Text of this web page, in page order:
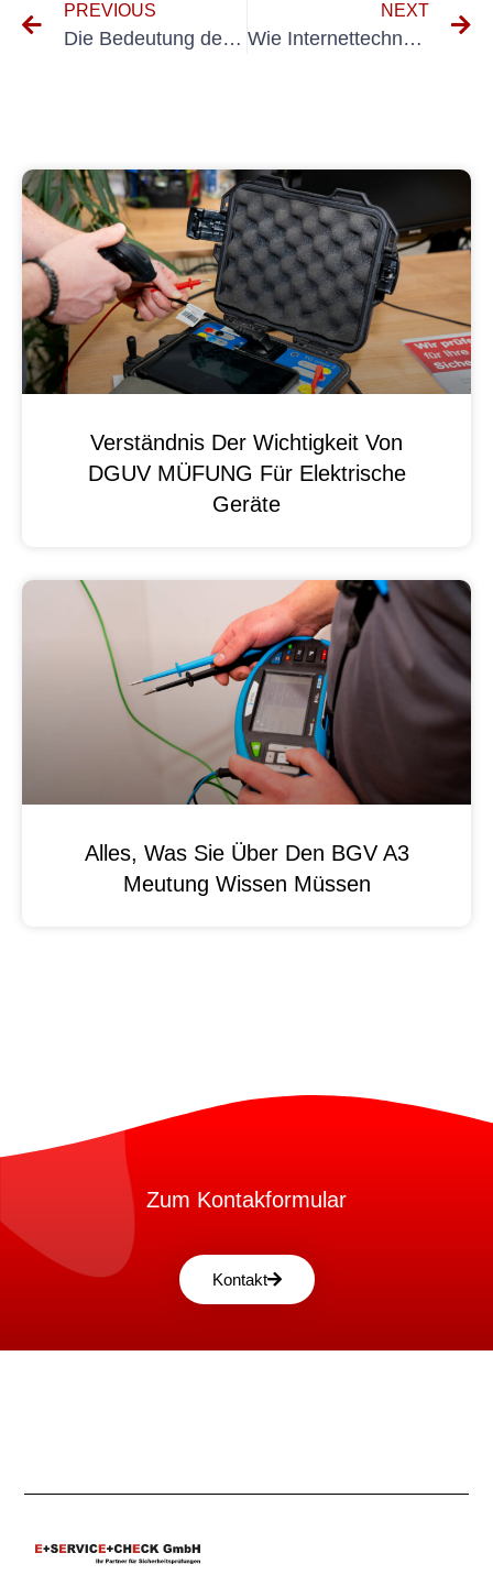
PREVIOUS
Die Bedeutung des Testens von Software für elektrische Systeme: Ein umfassender Leitfaden
NEXT
Wie Internettechnologien das Testen tragbarer Geräte revolutionieren
Verständnis Der Wichtigkeit Von
DGUV MÜFUNG Für Elektrische
Geräte
Alles, Was Sie Über Den BGV A3
Meutung Wissen Müssen
Zum Kontakformular
Kontakt